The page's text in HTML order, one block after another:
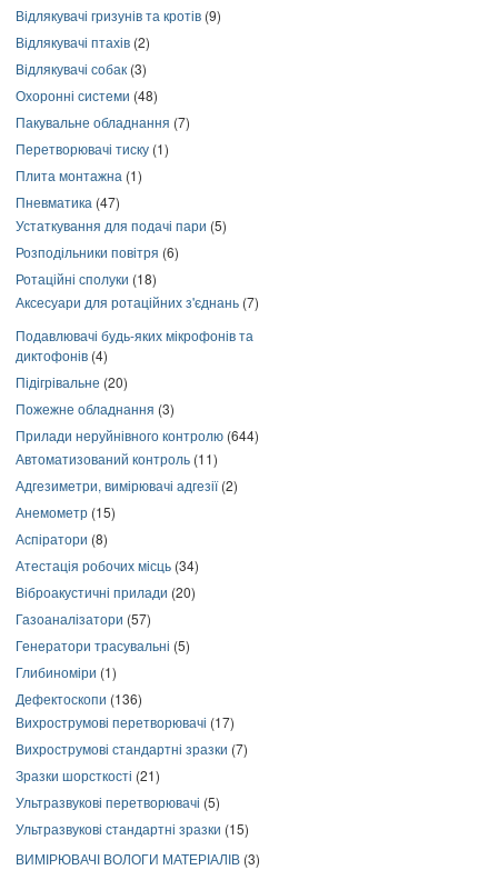
Відлякувачі гризунів та кротів (9)
Відлякувачі птахів (2)
Відлякувачі собак (3)
Охоронні системи (48)
Пакувальне обладнання (7)
Перетворювачі тиску (1)
Плита монтажна (1)
Пневматика (47)
Устаткування для подачі пари (5)
Розподільники повітря (6)
Ротаційні сполуки (18)
Аксесуари для ротаційних з'єднань (7)
Подавлювачі будь-яких мікрофонів та
диктофонів (4)
Підігрівальне (20)
Пожежне обладнання (3)
Прилади неруйнівного контролю (644)
Автоматизований контроль (11)
Адгезиметри, вимірювачі адгезії(2)
Анемометр (15)
Аспіратори (8)
Атестація робочих місць (34)
Віброакустичні прилади (20)
Газоаналізатори (57)
Генератори трасувальні (5)
Глибиноміри (1)
Дефектоскопи (136)
Вихрострумові перетворювачі (17)
Вихрострумові стандартні зразки (7)
Зразки шорсткості (21)
Ультразвукові перетворювачі (5)
Ультразвукові стандартні зразки (15)
ВИМІРЮВАЧІ ВОЛОГИ МАТЕРІАЛІВ (3)